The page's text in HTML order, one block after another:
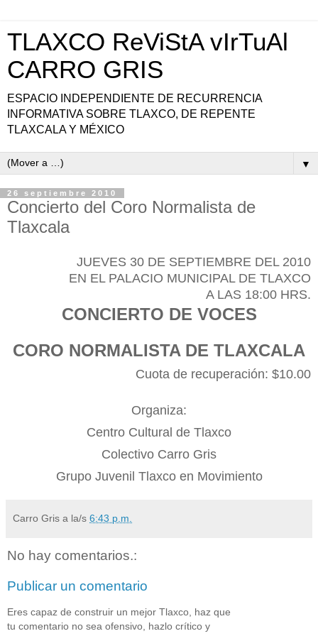
TLAXCO ReViStA vIrTuAl
CARRO GRIS
ESPACIO INDEPENDIENTE DE RECURRENCIA
INFORMATIVA SOBRE TLAXCO, DE REPENTE
TLAXCALA Y MÉXICO
▼
26 septiembre 2010
Concierto del Coro Normalista de
Tlaxcala
JUEVES 30 DE SEPTIEMBRE DEL 2010
EN EL PALACIO MUNICIPAL DE TLAXCO
A LAS 18:00 HRS.
CONCIERTO DE VOCES
CORO NORMALISTA DE TLAXCALA
Cuota de recuperación: $10.00
Organiza:
Centro Cultural de Tlaxco
Colectivo Carro Gris
Grupo Juvenil Tlaxco en Movimiento
Carro Gris a la/s 6:43 p.m.
No hay comentarios.:
Publicar un comentario
Eres capaz de construir un mejor Tlaxco, haz que
tu comentario no sea ofensivo, hazlo crítico y